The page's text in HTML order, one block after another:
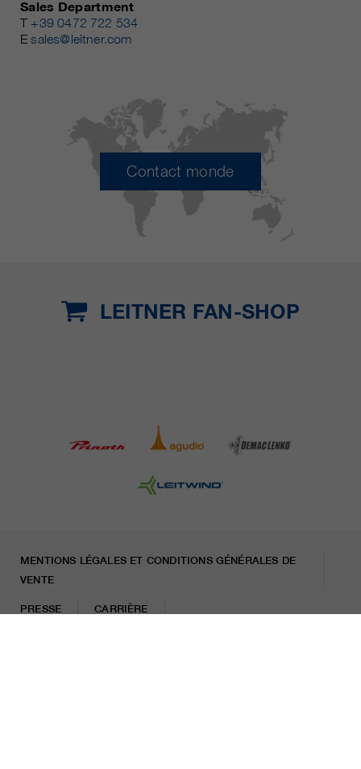
Sales Department
T +39 0472 722 534
Esales@leitner.com
Contact monde
LEITNER FAN-SHOP
MENTIONS LÉGALES ET CONDITIONS GÉNÉRALES DE
VENTE
PRESSE CARRIÈRE